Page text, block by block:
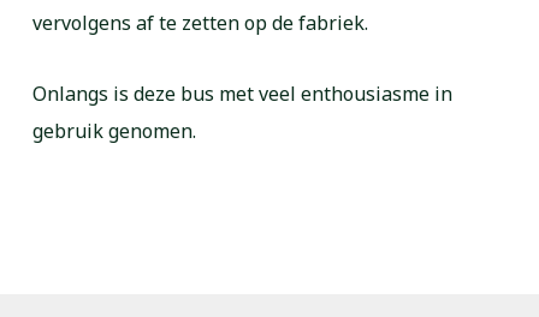
vervolgens af te zetten op de fabriek.
Onlangs is deze bus met veel enthousiasme in
gebruik genomen.